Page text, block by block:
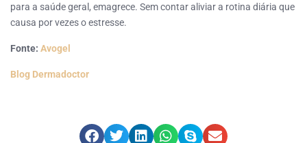
para a saúde geral, emagrece. Sem contar aliviar a rotina diária que
causa por vezes o estresse.
Fonte: Avogel
Blog Dermadoctor